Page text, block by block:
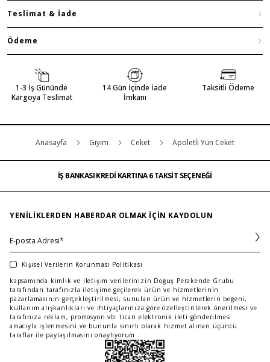
Teslimat & İade
Ödeme
1-3 İş Gününde
Kargoya Teslimat
14 Gün İçinde İade
İmkanı
Taksitli Ödeme
Anasayfa Gi̇yi̇m Ceket Apoletli Yün Ceket
İŞ BANKASI KREDİ KARTINA 6 TAKSİT SEÇENEĞİ
İŞ BANKASI KREDİ KARTINA 6 TAKSİT SEÇENEĞİ
…
YENILIKLERDEN HABERDAR OLMAK IÇIN KAYDOLUN
Kişisel Verilerin Korunması Politikası
kapsamında kimlik ve iletişim verilerinizin Doğuş Perakende Grubu
tarafından tarafınızla iletişime geçilerek ürün ve hizmetlerinin
pazarlamasının gerçekleştirilmesi, sunulan ürün ve hizmetlerin beğeni,
kullanım alışkanlıkları ve ihtiyaçlarınıza göre özelleştirilerek önerilmesi ve
tarafınıza reklam, promosyon vb. ticari elektronik ileti gönderilmesi
amacıyla işlenmesini ve bununla sınırlı olarak hizmet alınan üçüncü
taraflar ile paylaşılmasını onaylıyorum